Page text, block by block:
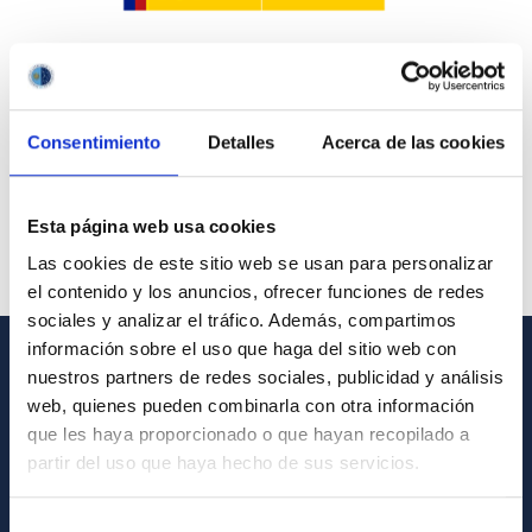
Consentimiento Detalles Acerca de las cookies
Esta página web usa cookies
Las cookies de este sitio web se usan para personalizar
el contenido y los anuncios, ofrecer funciones de redes
sociales y analizar el tráfico. Además, compartimos
información sobre el uso que haga del sitio web con
nuestros partners de redes sociales, publicidad y análisis
web, quienes pueden combinarla con otra información
que les haya proporcionado o que hayan recopilado a
partir del uso que haya hecho de sus servicios.
GENERAL INFORMATION
Contact
How to get to the IAC